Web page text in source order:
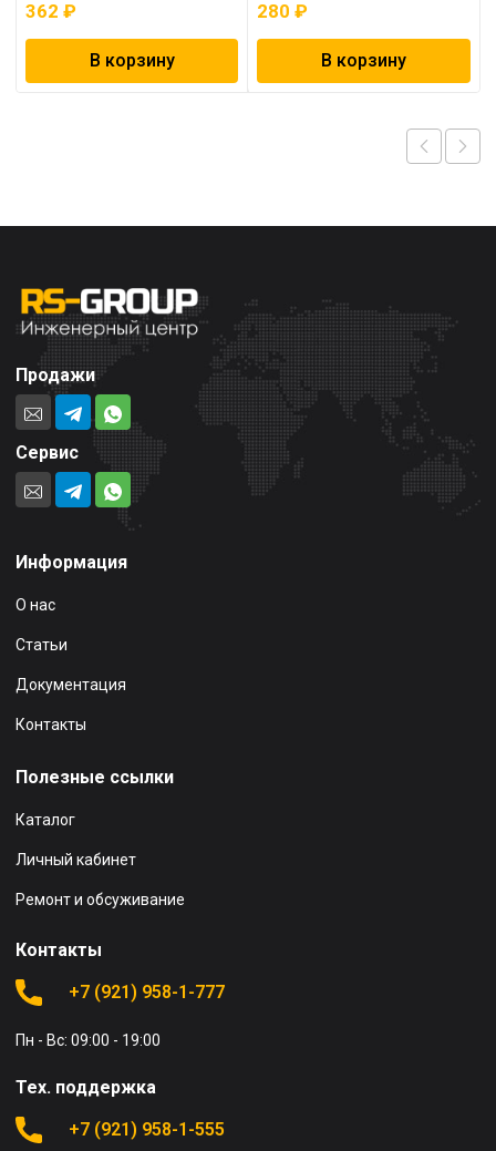
362 ₽
В корзину
280₽
В корзину
Продажи
Сервис
Информация
О нас
Статьи
Документация
Контакты
Полезные ссылки
Каталог
Личный кабинет
Ремонт и обсуживание
Контакты
+7 (921) 958-1-777
Пн - Вс: 09:00 - 19:00
Тех. поддержка
+7 (921) 958-1-555